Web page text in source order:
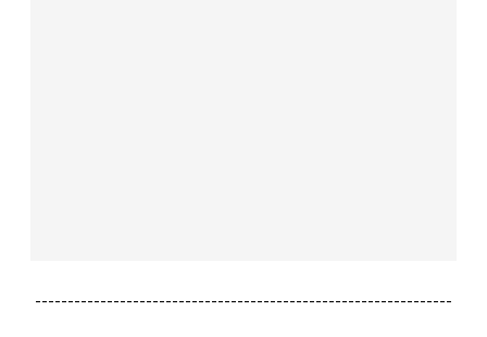
----------------------------------------------------------------